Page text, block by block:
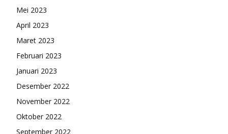
Mei 2023
April 2023
Maret 2023
Februari 2023
Januari 2023
Desember 2022
November 2022
Oktober 2022
September 2022